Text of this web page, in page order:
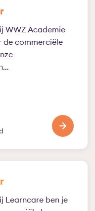
WWZ Academie
de commerciële
Learncare ben je